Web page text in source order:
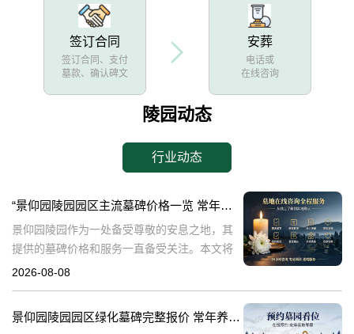
签订合同
签订合同、支付
墓款、确认碑文
安葬
电话或
在线咨询
陵园动态
行业动态
“景仰园陵园园区主流墓碑价格一览 常年保洁养护随单赠送 专属优惠活动解析”
景仰园陵园作为一处备受尊敬的安息之地，其
提供的墓碑价格和服务一直备受关注。本文将
深入探讨景仰园陵园园区主流墓碑的价格体
尽
2026-08-08
景仰园陵园园区绿化墓碑完整报价 常年养护不收取额外费用详解与专属优惠活动介绍